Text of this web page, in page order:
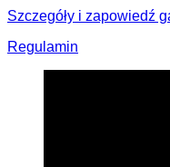
Szczegóły i zapowiedź
Regulamin